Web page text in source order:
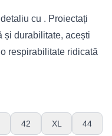
cu . Proiectați
și durabilitate, acești
respirabilitate ridicată
42 XL 44